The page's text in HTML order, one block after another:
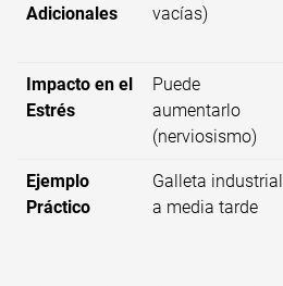
Adicionales
vacías)
Impacto en el
Estrés
Puede
aumentarlo
(nerviosismo)
Ejemplo
Práctico
Galleta industrial
a media tarde